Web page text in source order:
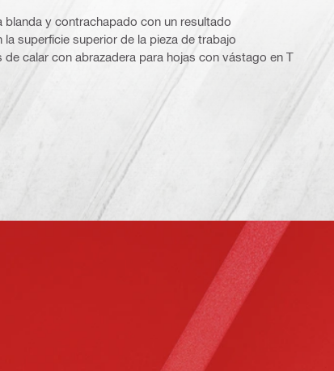
y contrachapado con un resultado
superficie superior de la pieza de trabajo
calar con abrazadera para hojas con vástago en T